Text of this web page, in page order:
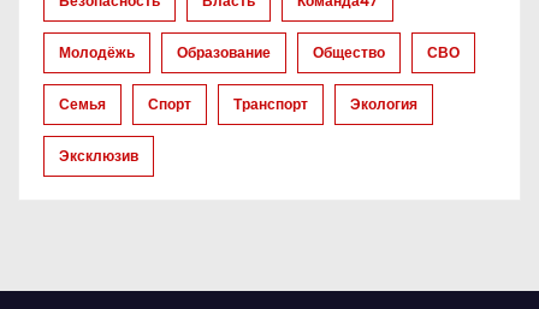
а
п
и
с
м
Молодёжь Образование Общество СВО
Семья Спорт Транспорт Экология
Эксклюзив